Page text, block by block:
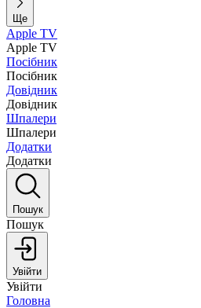
Ще
Apple TV
Apple TV
Посібник
Посібник
Довідник
Довідник
Шпалери
Шпалери
Додатки
Додатки
Пошук
Пошук
Увійти
Увійти
Головна